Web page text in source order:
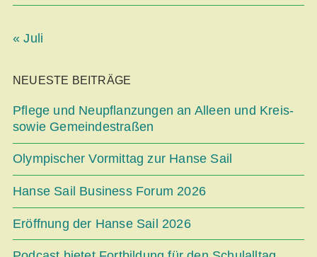
« Juli
NEUESTE BEITRÄGE
Pflege und Neupflanzungen an Alleen und Kreis-
sowie Gemeindestraßen
Olympischer Vormittag zur Hanse Sail
Hanse Sail Business Forum 2026
Eröffnung der Hanse Sail 2026